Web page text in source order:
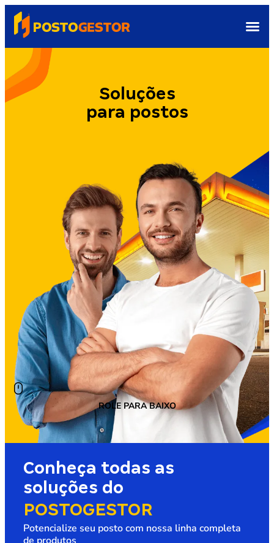
Soluções
para postos
ROLE PARA BAIXO
Conheça todas as
soluções do
POSTOGESTOR
Potencialize seu posto com nossa linha completa